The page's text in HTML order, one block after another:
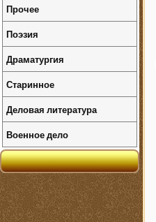
Прочее
Поэзия
Драматургия
Старинное
Деловая литература
Военное дело